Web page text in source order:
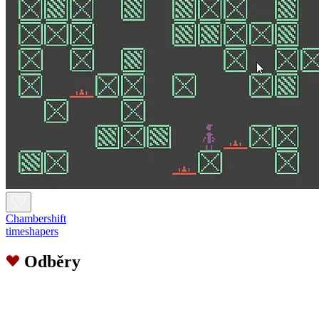
Chambershift
timeshapers
Odběry